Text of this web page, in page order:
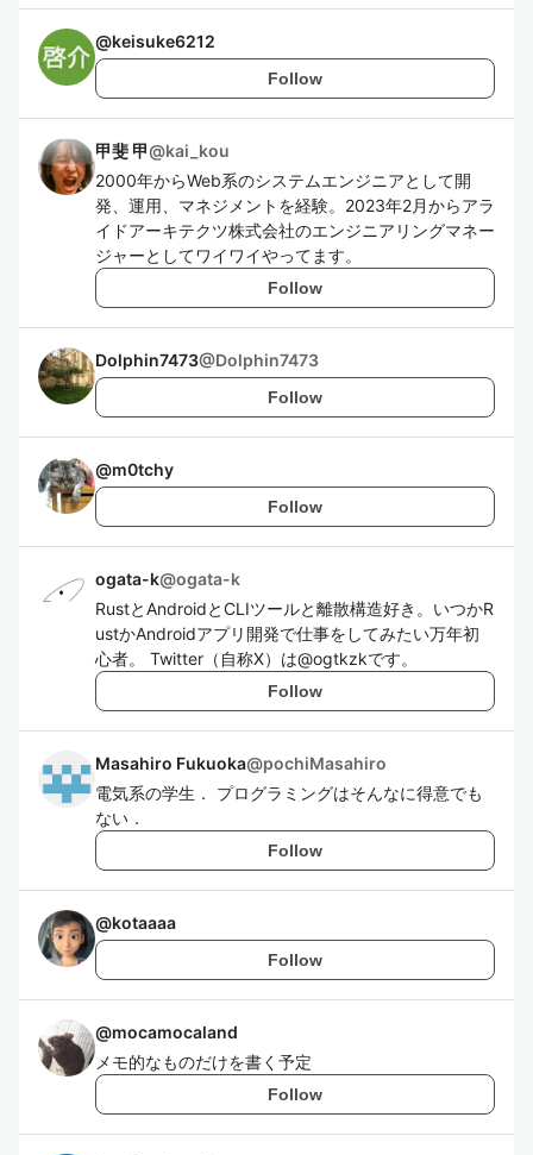
@keisuke6212
Follow
甲斐 甲@kai_kou
2000年からWeb系のシステムエンジニアとして開
発、運用、マネジメントを経験。2023年2月からアラ
イドアーキテクツ株式会社のエンジニアリングマネー
ジャーとしてワイワイやってます。
Follow
Dolphin7473@Dolphin7473
Follow
@m0tchy
Follow
ogata-k@ogata-k
RustとAndroidとCLIツールと離散構造好き。いつかR
ustかAndroidアプリ開発で仕事をしてみたい万年初
心者。 Twitter（自称X）は@ogtkzkです。
Follow
Masahiro Fukuoka@pochiMasahiro
電気系の学生． プログラミングはそんなに得意でも
ない．
Follow
@kotaaaa
Follow
@mocamocaland
メモ的なものだけを書く予定
Follow